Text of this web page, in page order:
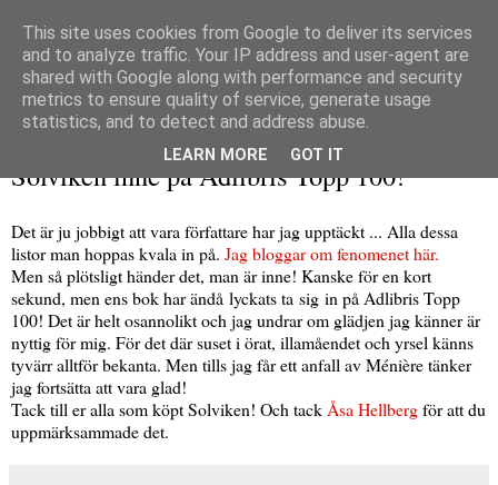
Solviken inne på Adlibris Topp 100!
Det är ju jobbigt att vara författare har jag upptäckt ... Alla dessa
listor man hoppas kvala in på. Jag bloggar om fenomenet här.
Men så plötsligt händer det, man är inne! Kanske för en kort
sekund, men ens bok har ändå lyckats ta sig in på Adlibris Topp
100! Det är helt osannolikt och jag undrar om glädjen jag känner är
nyttig för mig. För det där suset i örat, illamåendet och yrsel känns
tyvärr alltför bekanta. Men tills jag får ett anfall av Ménière tänker
jag fortsätta att vara glad!
Tack till er alla som köpt Solviken! Och tack Åsa Hellbergför att du
uppmärksammade det.
This site uses cookies from Google to deliver its services
and to analyze traffic. Your IP address and user-agent are
shared with Google along with performance and security
metrics to ensure quality of service, generate usage
statistics, and to detect and address abuse.
LEARN MORE GOT IT